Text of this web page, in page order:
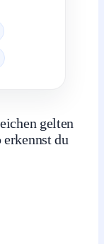
gelten
du